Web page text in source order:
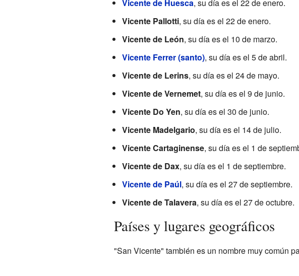
Vicente de Huesca, su día es el 22 de enero.
Vicente Pallotti, su día es el 22 de enero.
Vicente de León, su día es el 10 de marzo.
Vicente Ferrer (santo), su día es el 5 de abril.
Vicente de Lerins, su día es el 24 de mayo.
Vicente de Vernemet, su día es el 9 de junio.
Vicente Do Yen, su día es el 30 de junio.
Vicente Madelgario, su día es el 14 de julio.
Vicente Cartaginense, su día es el 1 de
Vicente de Dax, su día es el 1 de septiembre.
Vicente de Paúl, su día es el 27 de septiembre.
Vicente de Talavera, su día es el 27 de octubre.
Países y lugares geográficos
"San Vicente" también es un nombre muy común